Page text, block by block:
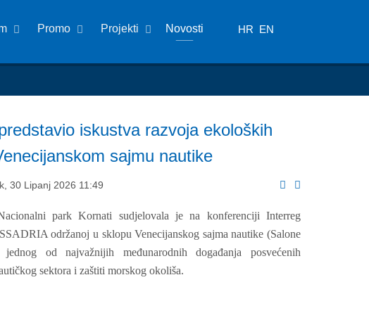
Promo Projekti Novosti HR EN
iskustva razvoja ekoloških
sajmu nautike
30 Lipanj 2026 11:49
park Kornati sudjelovala je na konferenciji Interreg
održanoj u sklopu Venecijanskog sajma nautike (Salone
od najvažnijih međunarodnih događanja posvećenih
sektora i zaštiti morskog okoliša.